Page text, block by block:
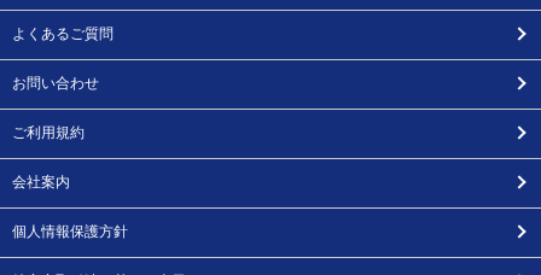
よくあるご質問
お問い合わせ
ご利用規約
会社案内
個人情報保護方針